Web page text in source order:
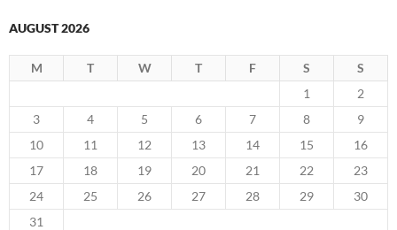
AUGUST 2026
M T W T F S
S
1
2
3
4 5 6 7 8
9
10
11 12 13 14 15
16
17
18 19 20 21 22
23
24
25 26 27 28 29
30
31